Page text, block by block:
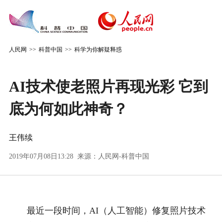
人民网 >> 科普中国 >> 科学为你解疑释惑
AI技术使老照片再现光彩 它到
底为何如此神奇？
王伟续
2019年07月08日13:28 来源： 人民网-科普中国
最近一段时间，AI（人工智能）修复照片技术